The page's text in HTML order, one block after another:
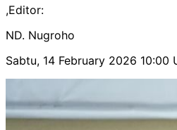
,Editor:
ND. Nugroho
Sabtu, 14 February 2026 10:00